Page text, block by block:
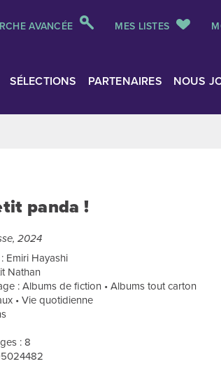
AVANCÉE MES LISTES
SÉLECTIONS PARTENAIRES NOUS
panda !
2024
Emiri Hayashi
Nathan
: Albums de fiction • Albums tout carton
• Vie quotidienne
: 8